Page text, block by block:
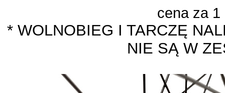
cena za 1
* WOLNOBIEG I TARCZĘ
NIE SĄ W